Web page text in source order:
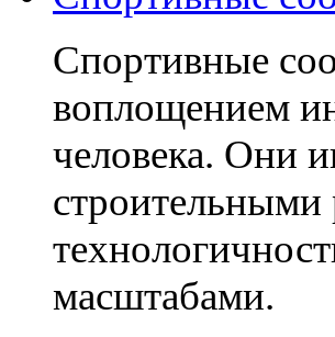
Спортивные
воплощением
человека. Они
масштабами.